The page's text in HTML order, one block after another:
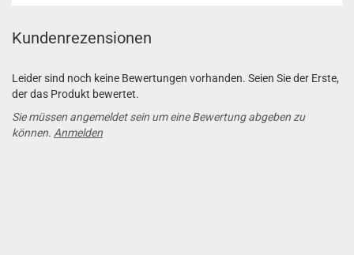
Kundenrezensionen
Leider sind noch keine Bewertungen vorhanden. Seien Sie der Erste,
der das Produkt bewertet.
Sie müssen angemeldet sein um eine Bewertung abgeben zu
können. Anmelden